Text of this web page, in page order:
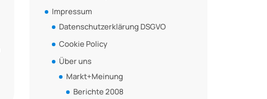
Impressum
Datenschutzerklärung DSGVO
Cookie Policy
Über uns
Markt+Meinung
Berichte 2008